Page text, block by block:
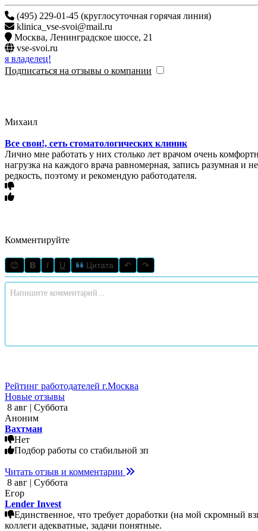
(495) 229-01-45 (круглосуточная горячая линия)
klinica_vse-svoi@mail.ru
Москва, Ленинградское шоссе, 21
vse-svoi.ru
я владелец!
Подписаться на отзывы о компании
Михаил
Все свои!, сеть стоматологических клиник
Лично мне работать у них столько лет врачом очень
нагрузка на каждого врача равномерная, запись разумная
редкость, поэтому и рекомендую работодателя.
Комментируйте
😊 B I U Цитата ↶ ↷
Рейтинг работодателей г.Москва
Новые отзывы
8 авг | Суббота
Аноним
Вахтман
Нет
Подбор работы со стабильной зп
Читать отзыв и комментарии
8 авг | Суббота
Егор
Lender Invest
Единственное, что требует доработки (на мой скромный
коллеги адекватные, задачи понятные.